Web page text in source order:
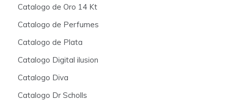
Catalogo de Oro 14 Kt
Catalogo de Perfumes
Catalogo de Plata
Catalogo Digital ilusion
Catalogo Diva
Catalogo Dr Scholls